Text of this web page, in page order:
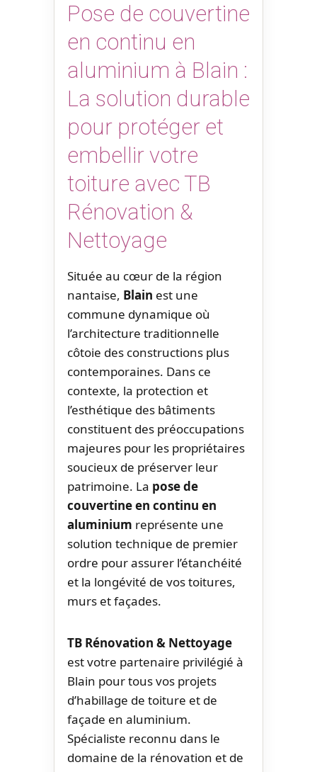
Pose de couvertine
en continu en
aluminium à Blain :
La solution durable
pour protéger et
embellir votre
toiture avec TB
Rénovation &
Nettoyage
Située au cœur de la région
nantaise, Blain est une
commune dynamique où
l’architecture traditionnelle
côtoie des constructions plus
contemporaines. Dans ce
contexte, la protection et
l’esthétique des bâtiments
constituent des préoccupations
majeures pour les propriétaires
soucieux de préserver leur
patrimoine. La pose de
couvertine en continu en
aluminium représente une
solution technique de premier
ordre pour assurer l’étanchéité
et la longévité de vos toitures,
murs et façades.
TB Rénovation & Nettoyage
est votre partenaire privilégié à
Blain pour tous vos projets
d’habillage de toiture et de
façade en aluminium.
Spécialiste reconnu dans le
domaine de la rénovation et de